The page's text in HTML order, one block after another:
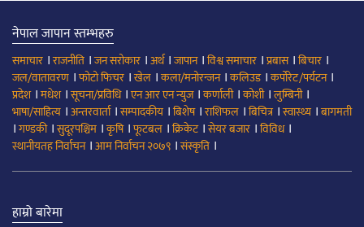
नेपाल जापान स्तम्भहरु
समाचार ।राजनीति ।जन सरोकार ।अर्थ।जापान।विश्व समाचार ।प्रबास।बिचार ।
जल/वातावरण ।फोटो फिचर ।खेल ।कला/मनोरन्जन।कलिउड।कर्पोरेट/पर्यटन।
प्रदेश।मधेश।सूचना/प्रविधि।एन आर एन न्युज।कर्णाली।कोशी।लुम्बिनी।
भाषा/साहित्य ।अन्तरवार्ता।सम्पादकीय ।बिशेष।राशिफल ।बिचित्र।स्वास्थ्य ।बागमती
।गण्डकी।सुदूरपश्चिम ।कृषि।फूटबल ।क्रिकेट।सेयर बजार ।विविध।
स्थानीयतह निर्वाचन।आम निर्वाचन २०७९ ।संस्कृति ।
हाम्रो बारेमा